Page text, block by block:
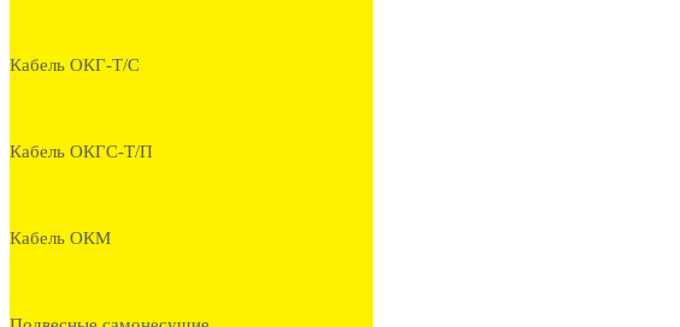
Кабель ОКГ-Т/С
Кабель ОКГС-Т/П
Кабель ОКМ